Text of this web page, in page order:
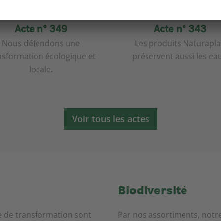
Acte n° 349
Nous défendons une
écologique et
locale.
Acte n° 343
Les produits
préservent aussi les
Voir tous les actes
de transformation sont
Biodiversité
Par nos assortiments,